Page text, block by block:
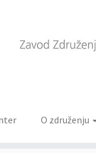
O združenju